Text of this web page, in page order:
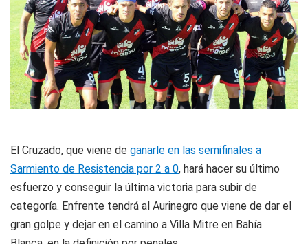
El Cruzado, que viene de ganarle en las semifinales a
Sarmiento de Resistencia por 2 a 0, hará hacer su último
esfuerzo y conseguir la última victoria para subir de
categoría. Enfrente tendrá al Aurinegro que viene de dar el
gran golpe y dejar en el camino a Villa Mitre en Bahía